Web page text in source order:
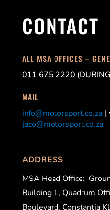
CONTACT
ALL MSA OFFICES –
011 675 2220 (DURING
MAIL
info@motorsport.co.za |
jaco@motorsport.co.za
ADDRESS
MSA Head Office:
Building 1, Quadrum
Boulevard, Constantia